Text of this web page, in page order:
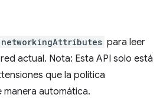
para leer
actual. Nota: Esta API solo está
que la política
manera automática.